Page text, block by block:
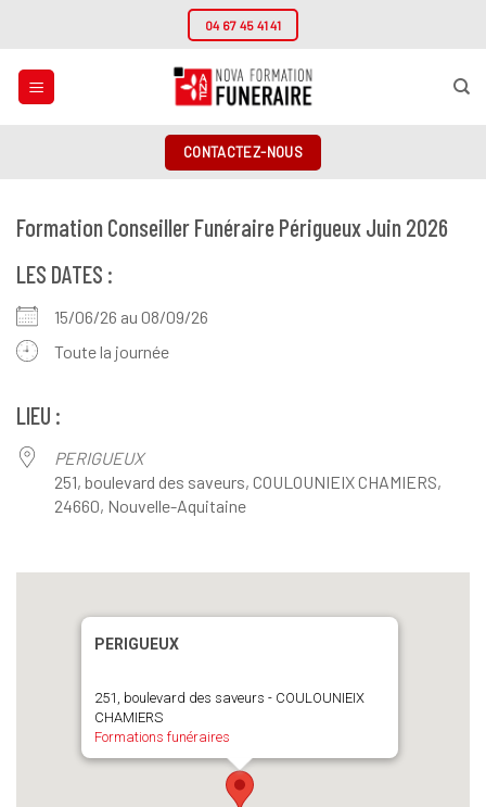
contenu
04 67 45 41 41
CONTACTEZ-NOUS
Formation Conseiller Funéraire Périgueux Juin 2026
LES DATES :
15/06/26 au 08/09/26
Toute la journée
LIEU :
PERIGUEUX
251, boulevard des saveurs, COULOUNIEIX CHAMIERS,
24660, Nouvelle-Aquitaine
PERIGUEUX
251, boulevard des saveurs - COULOUNIEIX
CHAMIERS
Formations funéraires